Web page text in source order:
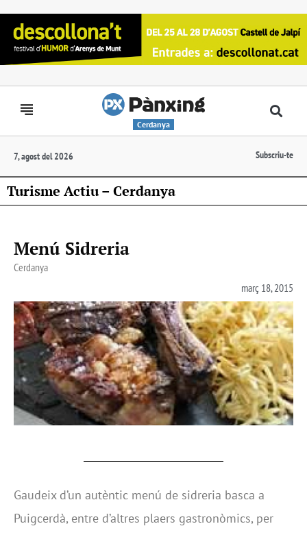
Cerdanya
7, agost del 2026 Subscriu-te
Turisme Actiu – Cerdanya
Menú Sidreria
Cerdanya
març 18, 2015
Gaudeix d’un autèntic menú de sidreria basca a
Puigcerdà, entre d’altres plaers gastronòmics, per